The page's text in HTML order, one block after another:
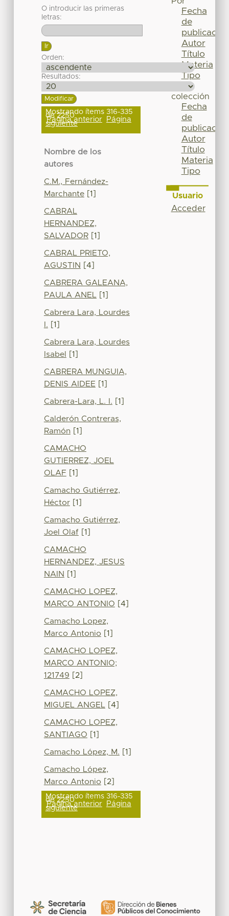
O introducir las primeras
letras:
Orden:
Resultados:
Mostrando ítems 316-335
de 2250
Página anterior Página
siguiente
Nombre de los
autores
C.M., Fernández-
Marchante[1]
CABRAL
HERNANDEZ,
SALVADOR[1]
CABRAL PRIETO,
AGUSTIN
[4]
CABRERA GALEANA,
PAULA ANEL [1]
Cabrera Lara, Lourdes
I. [1]
Cabrera Lara, Lourdes
Isabel
[1]
CABRERA MUNGUIA,
DENIS AIDEE [1]
Cabrera-Lara, L. I. [1]
Calderón Contreras,
Ramón [1]
CAMACHO
GUTIERREZ, JOEL
OLAF [1]
Camacho Gutiérrez,
Héctor[1]
Camacho Gutiérrez,
Joel Olaf [1]
CAMACHO
HERNANDEZ, JESUS
NAIN
[1]
CAMACHO LOPEZ,
MARCO ANTONIO [4]
Camacho Lopez,
Marco Antonio [1]
CAMACHO LOPEZ,
MARCO ANTONIO;
121749 [2]
CAMACHO LOPEZ,
MIGUEL ANGEL [4]
CAMACHO LOPEZ,
SANTIAGO [1]
Camacho López, M. [1]
Camacho López,
Marco Antonio [2]
Mostrando ítems 316-335
de 2250
Página anterior Página
siguiente
Fecha
de
publicación
Autor
Título
Materia
Tipo
colección
Fecha
de
publicación
Autor
Título
Materia
Tipo
Usuario
Acceder